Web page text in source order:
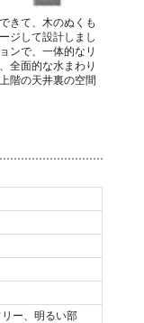
きて、木のぬくも
ジして設計しまし
ンで、一体的なリ
全面的な水まわり
階の天井裏の空間
ー、明るい部